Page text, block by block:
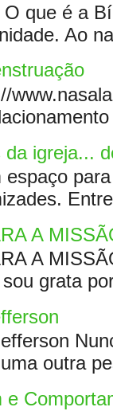
que é a
Ao
igreja...
espaço
A
A
grata
outra
e